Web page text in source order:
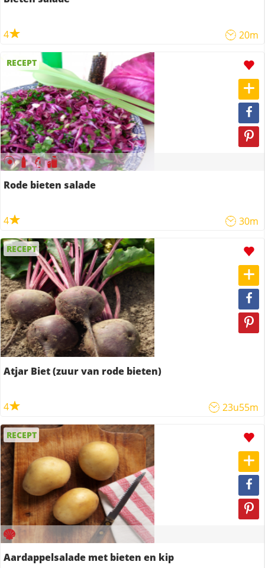
4 20m
RECEPT
Rode bieten salade
4 30m
RECEPT
Atjar Biet (zuur van rode bieten)
4 23u55m
RECEPT
Aardappelsalade met bieten en kip